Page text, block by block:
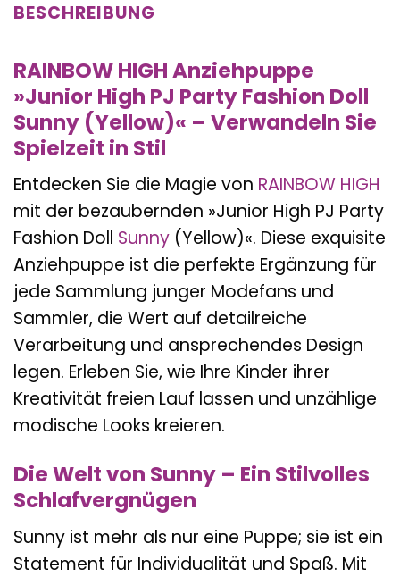
BESCHREIBUNG
RAINBOW HIGH Anziehpuppe
»Junior High PJ Party Fashion Doll
Sunny (Yellow)« – Verwandeln Sie
Spielzeit in Stil
Entdecken Sie die Magie von RAINBOW HIGH
mit der bezaubernden »Junior High PJ Party
Fashion Doll Sunny (Yellow)«. Diese exquisite
Anziehpuppe ist die perfekte Ergänzung für
jede Sammlung junger Modefans und
Sammler, die Wert auf detailreiche
Verarbeitung und ansprechendes Design
legen. Erleben Sie, wie Ihre Kinder ihrer
Kreativität freien Lauf lassen und unzählige
modische Looks kreieren.
Die Welt von Sunny – Ein Stilvolles
Schlafvergnügen
Sunny ist mehr als nur eine Puppe; sie ist ein
Statement für Individualität und Spaß. Mit